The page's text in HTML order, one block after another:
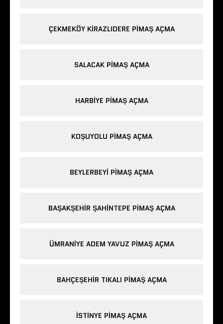
ÇEKMEKÖY KIRAZLIDERE PIMAŞ AÇMA
SALACAK PIMAŞ AÇMA
HARBIYE PIMAŞ AÇMA
KOŞUYOLU PIMAŞ AÇMA
BEYLERBEYI PIMAŞ AÇMA
BAŞAKŞEHIR ŞAHINTEPE PIMAŞ AÇMA
ÜMRANIYE ADEM YAVUZ PIMAŞ AÇMA
BAHÇEŞEHIR TIKALI PIMAŞ AÇMA
ISTINYE PIMAŞ AÇMA